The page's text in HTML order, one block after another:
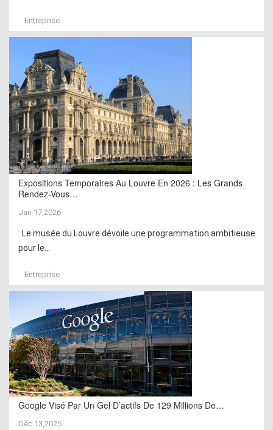
Entreprise
Expositions Temporaires Au Louvre En 2026 : Les Grands
Rendez-Vous…
Jan 17,2026
Le musée du Louvre dévoile une programmation ambitieuse
pour le...
Entreprise
Google Visé Par Un Gel D’actifs De 129 Millions De…
Déc 13,2025